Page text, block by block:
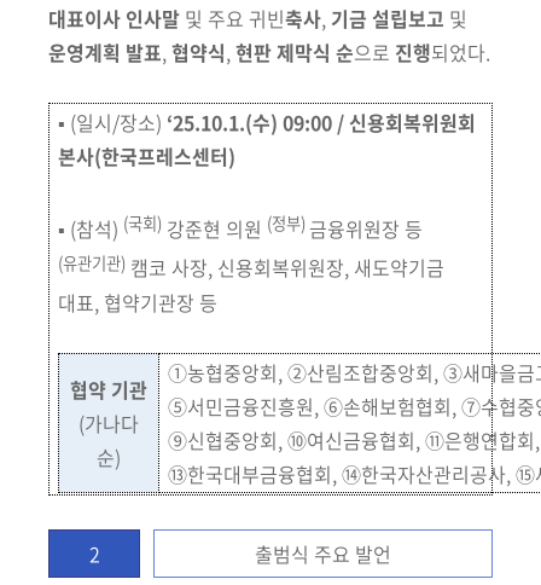
대표이사 인사말 및 주요 귀빈축사, 기금 설립보고 및
운영계획 발표,협약식,현판 제막식 순으로 진행되었다.
▪ (일시/장소) ‘25.10.1.(수) 09:00 / 신용회복위원회
본사(한국프레스센터)
▪ (참석) (국회) 강준현 의원 (정부) 금융위원장 등
(유관기관) 캠코 사장, 신용회복위원장, 새도약기금
대표, 협약기관장 등
협약 기관
(가나다
순)
①농협중앙회, ②산림조합중앙회, ③새마을금
⑤서민금융진흥원, ⑥손해보험협회, ⑦수협중
⑨신협중앙회, ⑩여신금융협회, ⑪은행연합회
⑬한국대부금융협회, ⑭한국자산관리공사, ⑮
2 출범식 주요 발언